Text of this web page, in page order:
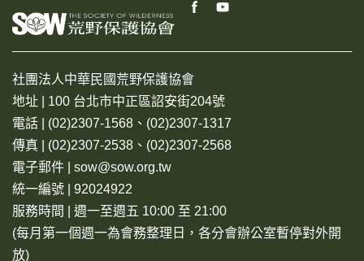
社團法人中華民國荒野保護協會
地址 | 100 台北市中正區詔安街204號
電話 | (02)2307-1568、(02)2307-1317
傳真 | (02)2307-2538、(02)2307-2568
電子郵件 | sow@sow.org.tw
統一編號 | 92024922
服務時間 | 週一至週五 10:00 至 21:00
(每月第一個週一為會務整理日，各分會辦公室暫停對外開
放)